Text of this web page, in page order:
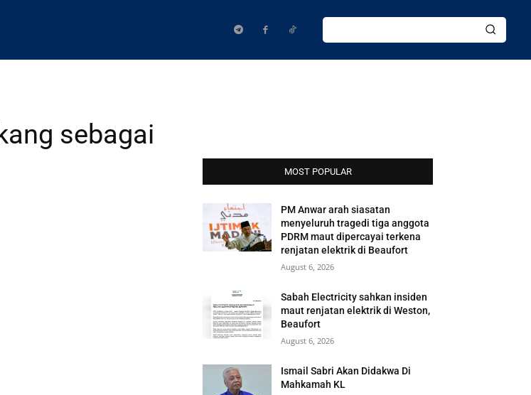
sebagai
MOST POPULAR
PM Anwar arah siasatan
menyeluruh tragedi tiga anggota
PDRM maut dipercayai terkena
renjatan elektrik di Beaufort
August 6, 2026
Sabah Electricity sahkan insiden
maut renjatan elektrik di Weston,
Beaufort
August 6, 2026
Ismail Sabri Akan Didakwa Di
Mahkamah KL